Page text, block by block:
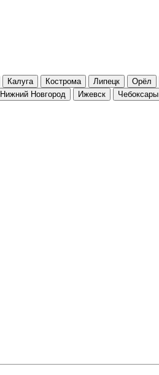
Калуга Кострома Липецк Орёл
Нижний Новгород Ижевск Чебоксары